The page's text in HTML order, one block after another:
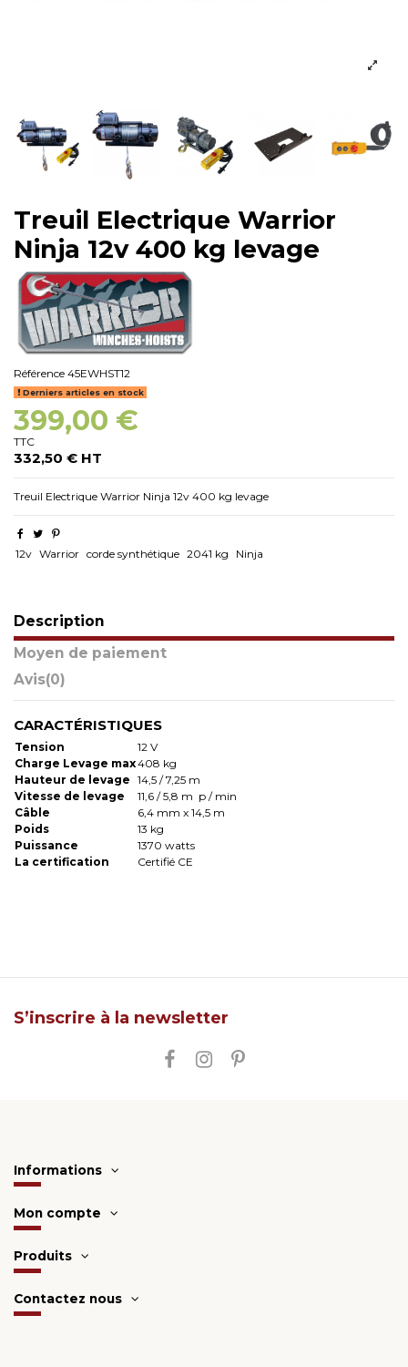
Treuil Electrique Warrior
Ninja 12v 400 kg levage
Référence 45EWHST12
Derniers articles en stock
399,00 €
TTC
332,50 € HT
Treuil Electrique Warrior Ninja 12v 400 kg levage
12v Warrior corde synthétique 2041 kg Ninja
Description
Moyen de paiement
Avis(0)
CARACTÉRISTIQUES
Tension
12 V
Charge Levage max408 kg
Hauteur de levage 14,5 / 7,25 m
Vitesse de levage
11,6 / 5,8 m p / min
Câble
6,4 mm x 14,5 m
Poids
13 kg
Puissance
1370 watts
La certification
Certifié CE
S’inscrire à la newsletter
Informations
Mon compte
Produits
Contactez nous